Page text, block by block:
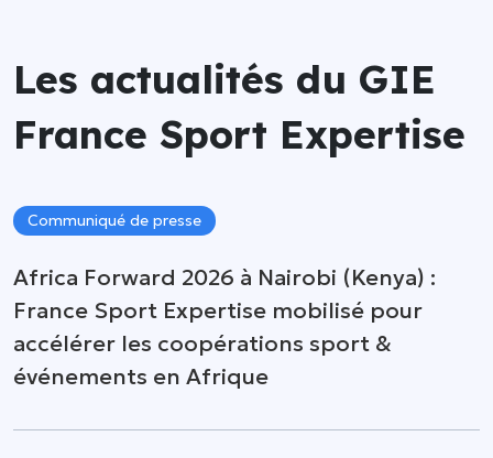
Les actualités du GIE
France Sport Expertise
Communiqué de presse
Africa Forward 2026 à Nairobi (Kenya) :
France Sport Expertise mobilisé pour
accélérer les coopérations sport &
événements en Afrique